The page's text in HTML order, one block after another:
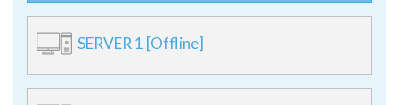
SERVER 1 [Offline]